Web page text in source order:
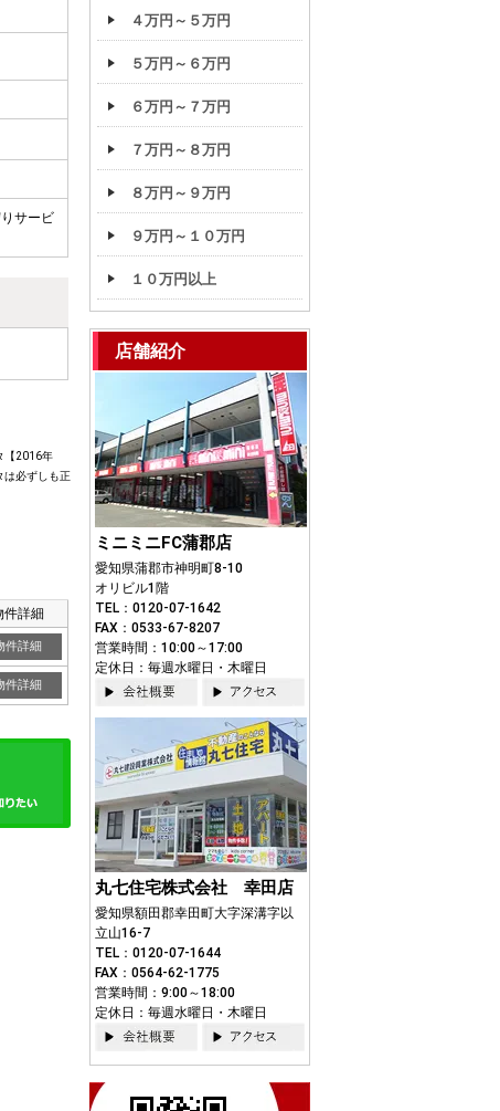
サービ
【2016年
は必ずしも正
件詳細
件詳細
件詳細
４万円～５万円
５万円～６万円
６万円～７万円
７万円～８万円
８万円～９万円
９万円～１０万円
１０万円以上
店舗紹介
ミニミニFC蒲郡店
愛知県蒲郡市神明町8-10
オリビル1階
TEL：0120-07-1642
FAX：0533-67-8207
営業時間：10:00～17:00
定休日：毎週水曜日・木曜日
丸七住宅株式会社 幸田店
愛知県額田郡幸田町大字深溝字以
立山16-7
TEL：0120-07-1644
FAX：0564-62-1775
営業時間：9:00～18:00
定休日：毎週水曜日・木曜日